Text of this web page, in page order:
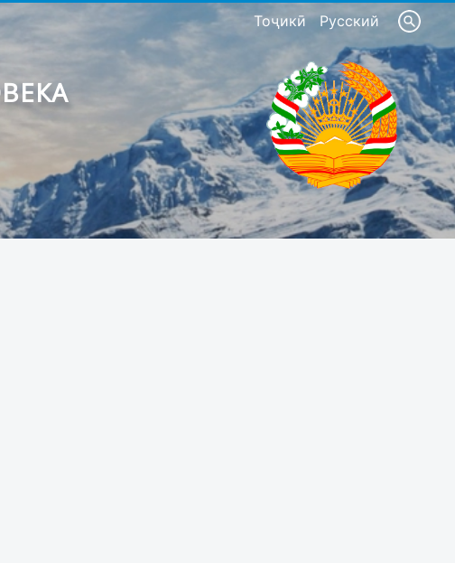
Тоҷикӣ Русский